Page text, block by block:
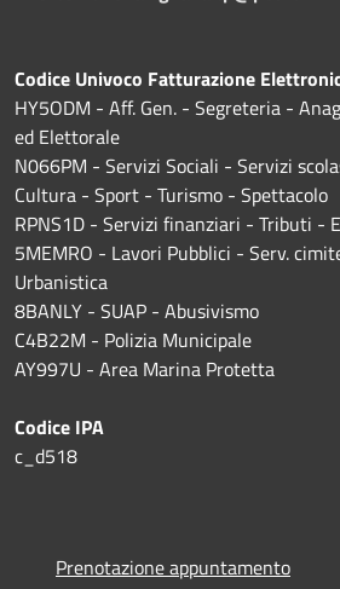
Codice Univoco Fatturazione
HY5ODM - Aff. Gen. - Segreteria -
ed Elettorale
N066PM - Servizi Sociali - Servizi
Cultura - Sport - Turismo - Spettacolo
RPNS1D - Servizi finanziari - Tributi -
5MEMRO - Lavori Pubblici - Serv.
Urbanistica
8BANLY - SUAP - Abusivismo
C4B22M - Polizia Municipale
AY997U - Area Marina Protetta
Codice IPA
c_d518
Prenotazione appuntamento